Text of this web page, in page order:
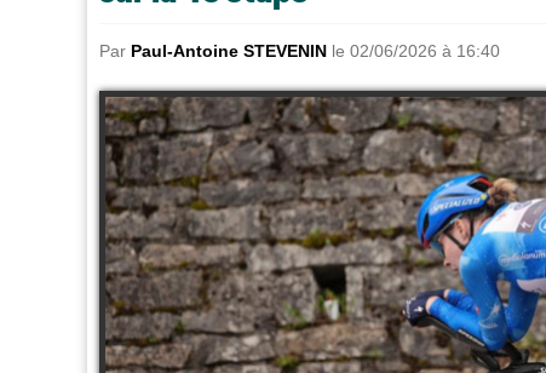
Par Paul-Antoine STEVENIN le 02/06/2026 à 16:40